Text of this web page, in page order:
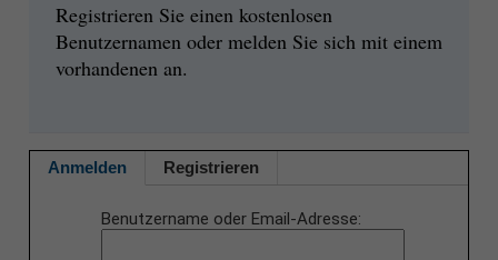
Registrieren Sie einen kostenlosen
Benutzernamen oder melden Sie sich mit einem
vorhandenen an.
Anmelden Registrieren
Benutzername oder Email-Adresse